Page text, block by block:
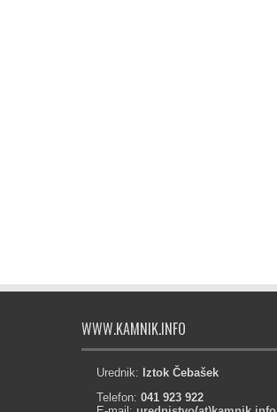
WWW.KAMNIK.INFO
Urednik: Iztok Čebašek
Telefon: 041 923 922